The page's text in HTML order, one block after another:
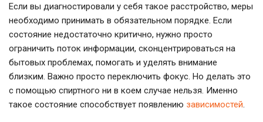
Если вы диагностировали у себя такое расстройство, меры
необходимо принимать в обязательном порядке. Если
состояние недостаточно критично, нужно просто
ограничить поток информации, сконцентрироваться на
бытовых проблемах, помогать и уделять внимание
близким. Важно просто переключить фокус. Но делать это
с помощью спиртного ни в коем случае нельзя. Именно
такое состояние способствует появлению зависимостей.